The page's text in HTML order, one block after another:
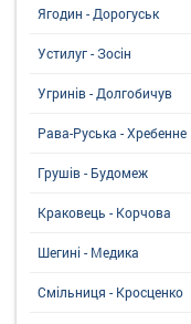
Ягодин - Дорогуськ
Устилуг - Зосін
Угринiв - Долгобичув
Рава-Руська - Хребенне
Грушів - Будомеж
Краковець - Корчова
Шегині - Медика
Смільниця - Кросценко